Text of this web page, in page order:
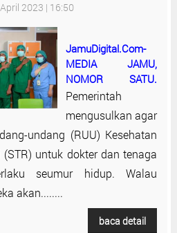
2023 | 16:50
JamuDigital.Com-
MEDIA JAMU,
NOMOR SATU.
Pemerintah
mengusulkan agar
undang (RUU) Kesehatan
untuk dokter dan tenaga
seumur hidup. Walau
akan........
baca detail